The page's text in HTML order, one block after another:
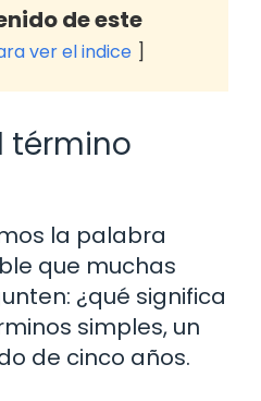
de este
ver el indice
término
la palabra
que muchas
¿qué significa
simples, un
de cinco años.